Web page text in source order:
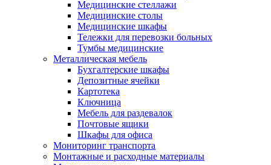
Медицинские стеллажи
Медицинские столы
Медицинские шкафы
Тележки для перевозки больных
Тумбы медицинские
Металлическая мебель
Бухгалтерские шкафы
Депозитные ячейки
Картотека
Ключница
Мебель для раздевалок
Почтовые ящики
Шкафы для офиса
Мониторинг транспорта
Монтажные и расходные материалы